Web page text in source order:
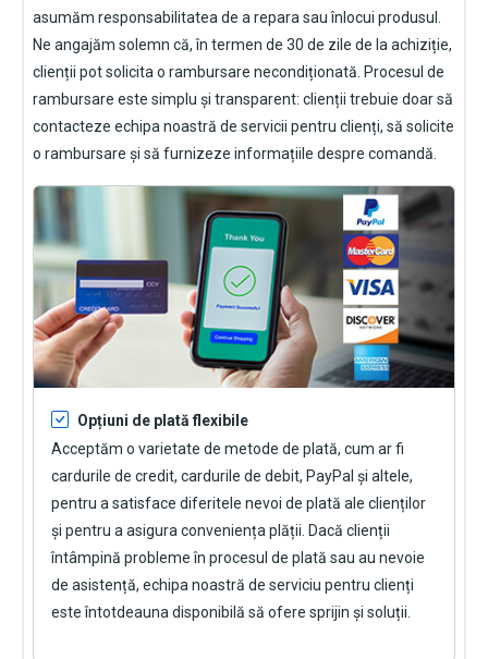
asumăm responsabilitatea de a repara sau înlocui produsul.
Ne angajăm solemn că, în termen de 30 de zile de la achiziție,
clienții pot solicita o rambursare necondiționată. Procesul de
rambursare este simplu și transparent: clienții trebuie doar să
contacteze echipa noastră de servicii pentru clienți, să solicite
o rambursare și să furnizeze informațiile despre comandă.
Opțiuni de plată flexibile
Acceptăm o varietate de metode de plată, cum ar fi
cardurile de credit, cardurile de debit, PayPal și altele,
pentru a satisface diferitele nevoi de plată ale clienților
și pentru a asigura conveniența plății. Dacă clienții
întâmpină probleme în procesul de plată sau au nevoie
de asistență, echipa noastră de serviciu pentru clienți
este întotdeauna disponibilă să ofere sprijin și soluții.